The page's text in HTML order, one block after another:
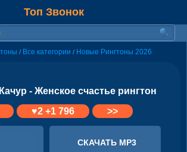
Топ Звонок
/ Все категории / Новые Рингтоны 2026
- Женское счастье рингтон
♥2 +1 796 >>
СКАЧАТЬ MP3